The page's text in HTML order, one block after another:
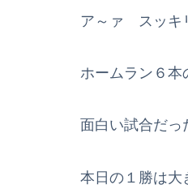
ア～ァ スッキ
ホームラン６本
面白い試合だっ
本日の１勝は大